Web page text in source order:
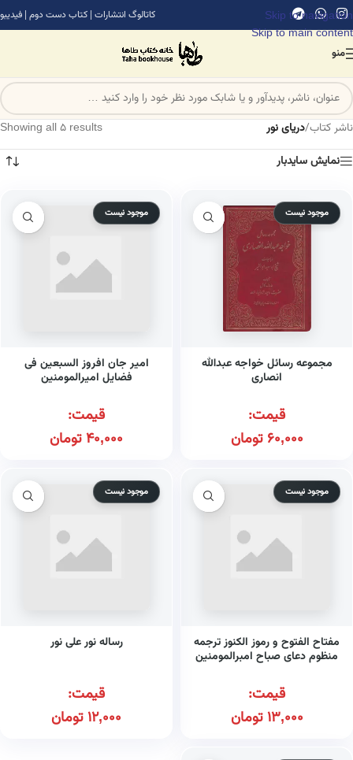
Skip to navigation
Skip to main content
کاتالوگ انتشارات | کتاب دست دوم | فیدیبو
منو
ناشر کتاب/دریای نور
Showing all 5 results
نمایش سایدبار
موجود نیست
مجموعه رسائل خواجه عبدالله
انصاری
قیمت:
60,000 تومان
موجود نیست
امیر جان افروز السبعین فی
فضایل امیرالمومنین
قیمت:
40,000تومان
موجود نیست
مفتاح الفتوح و رموز الکنوز ترجمه
منظوم دعای صباح امبرالمومنین
قیمت:
13,000تومان
موجود نیست
رساله نور علی نور
قیمت:
12,000تومان